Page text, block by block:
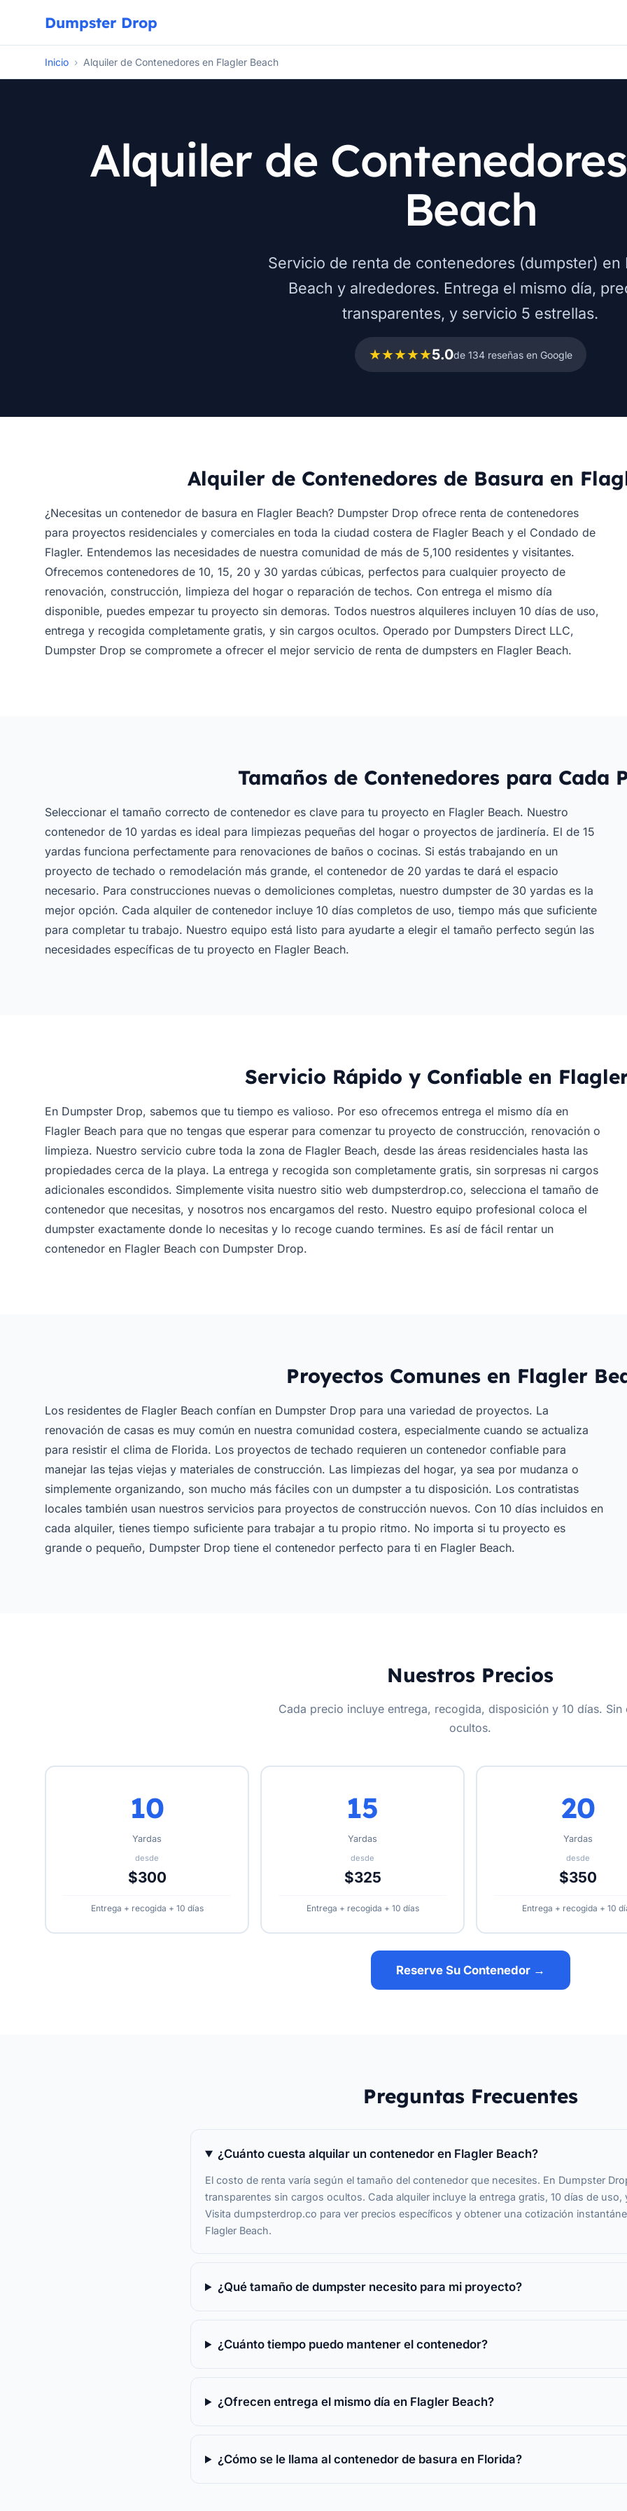
Dumpster Drop
Inicio › Alquiler de Contenedores en Flagler Beach
Alquiler de
Beach
Servicio de renta de contenedores (dumpster) en
Beach y alrededores. Entrega el mismo día,
transparentes, y servicio 5 estrellas.
★★★★★5.0de 134 reseñas en Google
Alquiler de Contenedores de Basura en
¿Necesitas un contenedor de basura en Flagler Beach? Dumpster Drop ofrece renta de contenedores
para proyectos residenciales y comerciales en toda la ciudad costera de Flagler Beach y el Condado de
Flagler. Entendemos las necesidades de nuestra comunidad de más de 5,100 residentes y visitantes.
Ofrecemos contenedores de 10, 15, 20 y 30 yardas cúbicas, perfectos para cualquier proyecto de
renovación, construcción, limpieza del hogar o reparación de techos. Con entrega el mismo día
disponible, puedes empezar tu proyecto sin demoras. Todos nuestros alquileres incluyen 10 días de uso,
entrega y recogida completamente gratis, y sin cargos ocultos. Operado por Dumpsters Direct LLC,
Dumpster Drop se compromete a ofrecer el mejor servicio de renta de dumpsters en Flagler Beach.
Tamaños de Contenedores para Cada
Seleccionar el tamaño correcto de contenedor es clave para tu proyecto en Flagler Beach. Nuestro
contenedor de 10 yardas es ideal para limpiezas pequeñas del hogar o proyectos de jardinería. El de 15
yardas funciona perfectamente para renovaciones de baños o cocinas. Si estás trabajando en un
proyecto de techado o remodelación más grande, el contenedor de 20 yardas te dará el espacio
necesario. Para construcciones nuevas o demoliciones completas, nuestro dumpster de 30 yardas es la
mejor opción. Cada alquiler de contenedor incluye 10 días completos de uso, tiempo más que suficiente
para completar tu trabajo. Nuestro equipo está listo para ayudarte a elegir el tamaño perfecto según las
necesidades específicas de tu proyecto en Flagler Beach.
Servicio Rápido y Confiable en
En Dumpster Drop, sabemos que tu tiempo es valioso. Por eso ofrecemos entrega el mismo día en
Flagler Beach para que no tengas que esperar para comenzar tu proyecto de construcción, renovación o
limpieza. Nuestro servicio cubre toda la zona de Flagler Beach, desde las áreas residenciales hasta las
propiedades cerca de la playa. La entrega y recogida son completamente gratis, sin sorpresas ni cargos
adicionales escondidos. Simplemente visita nuestro sitio web dumpsterdrop.co, selecciona el tamaño de
contenedor que necesitas, y nosotros nos encargamos del resto. Nuestro equipo profesional coloca el
dumpster exactamente donde lo necesitas y lo recoge cuando termines. Es así de fácil rentar un
contenedor en Flagler Beach con Dumpster Drop.
Proyectos Comunes en Flagler
Los residentes de Flagler Beach confían en Dumpster Drop para una variedad de proyectos. La
renovación de casas es muy común en nuestra comunidad costera, especialmente cuando se actualiza
para resistir el clima de Florida. Los proyectos de techado requieren un contenedor confiable para
manejar las tejas viejas y materiales de construcción. Las limpiezas del hogar, ya sea por mudanza o
simplemente organizando, son mucho más fáciles con un dumpster a tu disposición. Los contratistas
locales también usan nuestros servicios para proyectos de construcción nuevos. Con 10 días incluidos en
cada alquiler, tienes tiempo suficiente para trabajar a tu propio ritmo. No importa si tu proyecto es
grande o pequeño, Dumpster Drop tiene el contenedor perfecto para ti en Flagler Beach.
Nuestros Precios
Cada precio incluye entrega, recogida, disposición y 10 días. Sin
ocultos.
10
Yardas
desde
$300
Entrega + recogida + 10 días
15
Yardas
desde
$325
Entrega + recogida + 10 días
20
Yardas
desde
$350
Entrega + recogida + 10
Reserve Su Contenedor →
Preguntas Frecuentes
¿Cuánto cuesta alquilar un contenedor en Flagler Beach?
El costo de renta varía según el tamaño del contenedor que necesites. En Dumpster
transparentes sin cargos ocultos. Cada alquiler incluye la entrega gratis, 10 días de uso,
Visita dumpsterdrop.co para ver precios específicos y obtener una cotización
Flagler Beach.
¿Qué tamaño de dumpster necesito para mi proyecto?
¿Cuánto tiempo puedo mantener el contenedor?
¿Ofrecen entrega el mismo día en Flagler Beach?
¿Cómo se le llama al contenedor de basura en Florida?